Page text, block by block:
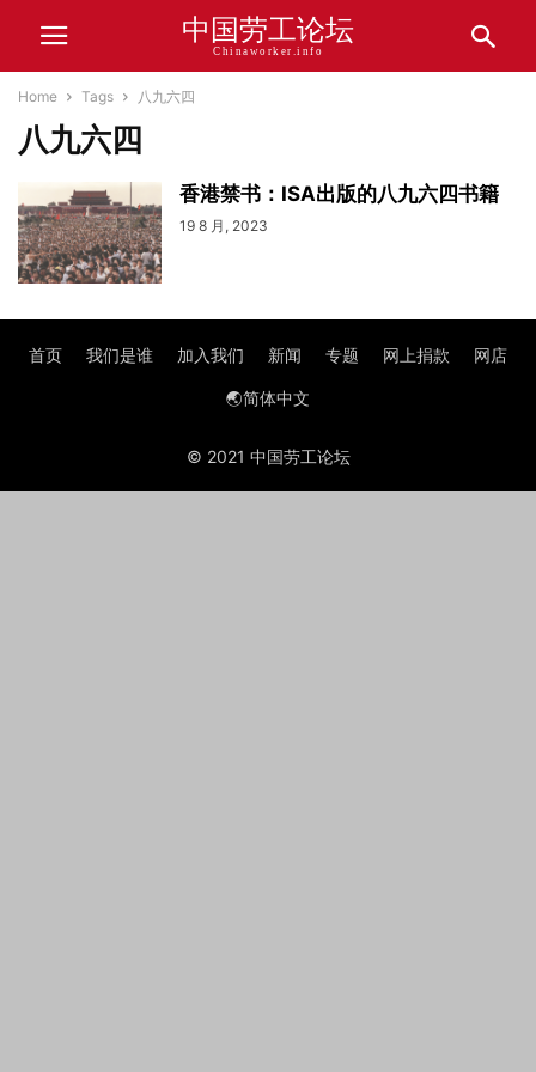
中国劳工论坛
Chinaworker.info
Home Tags 八九六四
八九六四
香港禁书：ISA出版的八九六四书籍
19 8 月, 2023
首页 我们是谁 加入我们 新闻 专题 网上捐款 网店
🌏简体中文
© 2021 中国劳工论坛